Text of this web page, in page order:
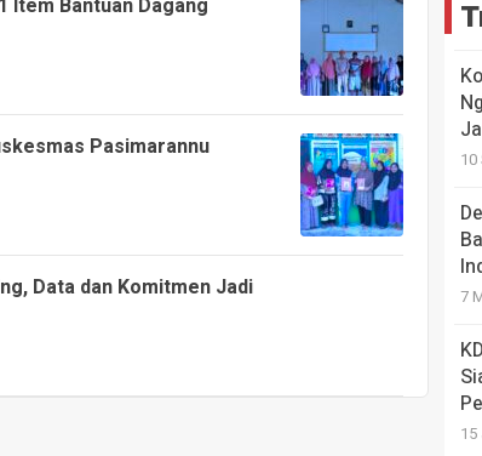
Pasimarannu
Data dan Komitmen Jadi
7